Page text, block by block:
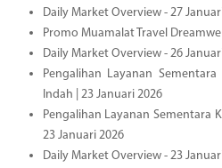
Daily Market Overview - 27
Promo Muamalat Travel
Daily Market Overview - 26
Pengalihan Layanan
Indah | 23 Januari 2026
Pengalihan Layanan Sementara
23 Januari 2026
Daily Market Overview - 23